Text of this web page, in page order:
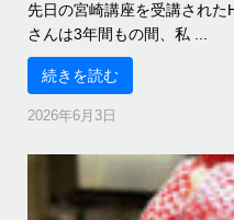
先日の宮崎講座を受講され
さんは3年間もの間、私 ...
続きを読む
2026年6月3日